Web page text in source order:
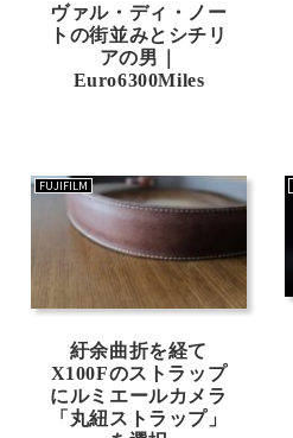
ヴァル・ディ・ノー
トの街並みとシチリ
アの男｜
Euro6300Miles
FUJIFILM
紆余曲折を経て
X100Fのストラップ
にルミエールカメラ
「丸紐ストラップ」